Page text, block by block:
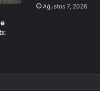
Ağustos 7, 2026